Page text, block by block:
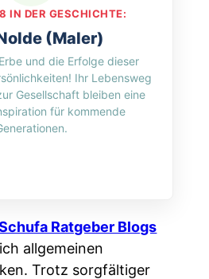
IN DER GESCHICHTE:
(Maler)
und die Erfolge dieser
Ihr Lebensweg
Gesellschaft bleiben eine
für kommende
Ratgeber Blogs
allgemeinen
Trotz sorgfältiger